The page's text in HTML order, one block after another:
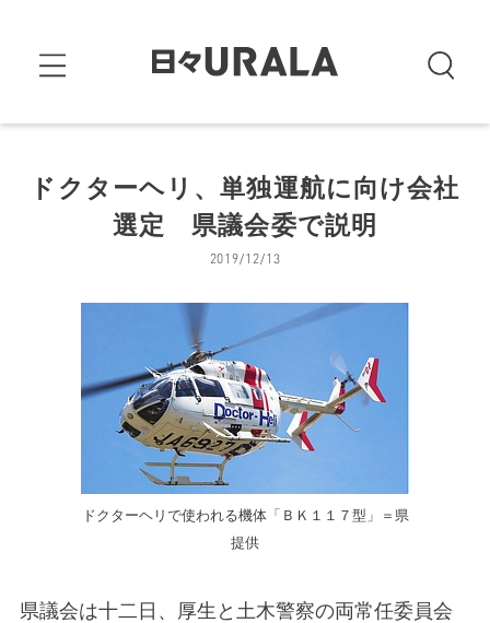
ドクターヘリ、単独運航に向け会社
選定 県議会委で説明
2019/12/13
ドクターヘリで使われる機体「ＢＫ１１７型」＝県
提供
県議会は十二日、厚生と土木警察の両常任委員会